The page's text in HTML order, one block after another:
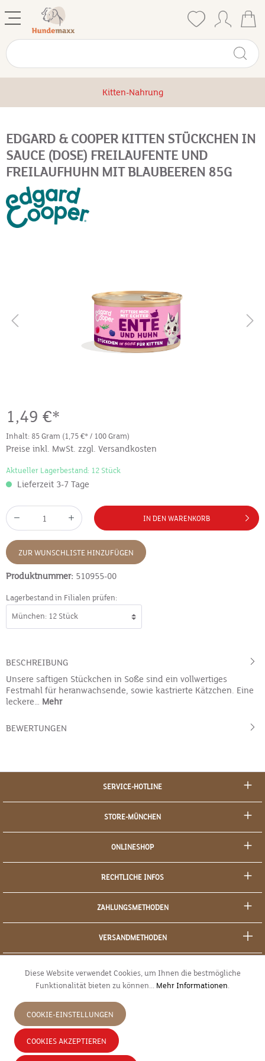
Kitten-Nahrung
EDGARD & COOPER KITTEN STÜCKCHEN IN
SAUCE (DOSE) FREILAUFENTE UND
FREILAUFHUHN MIT BLAUBEEREN 85G
1,49 €*
Inhalt: 85 Gram (1,75 €* / 100 Gram)
Preise inkl. MwSt. zzgl. Versandkosten
Aktueller Lagerbestand: 12 Stück
Lieferzeit 3-7 Tage
IN DEN WARENKORB
ZUR WUNSCHLISTE HINZUFÜGEN
Produktnummer: 510955-00
Lagerbestand in Filialen prüfen:
BESCHREIBUNG
Unsere saftigen Stückchen in Soße sind ein vollwertiges
Festmahl für heranwachsende, sowie kastrierte Kätzchen. Eine
leckere… Mehr
BEWERTUNGEN
SERVICE-HOTLINE
STORE-MÜNCHEN
ONLINESHOP
RECHTLICHE INFOS
ZAHLUNGSMETHODEN
VERSANDMETHODEN
JETZT WIDERRUFEN
Diese Website verwendet Cookies, um Ihnen die bestmögliche
Funktionalität bieten zu können... Mehr Informationen.
COOKIE-EINSTELLUNGEN
COOKIES AKZEPTIEREN